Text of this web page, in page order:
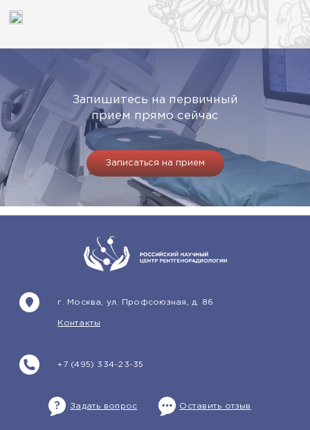
Запишитесь на первичный
прием прямо сейчас
Записаться на прием
+7 (495) 334-23-35
г. Москва, ул. Профсоюзная, д. 86
Контакты
Задать вопрос Оставить отзыв